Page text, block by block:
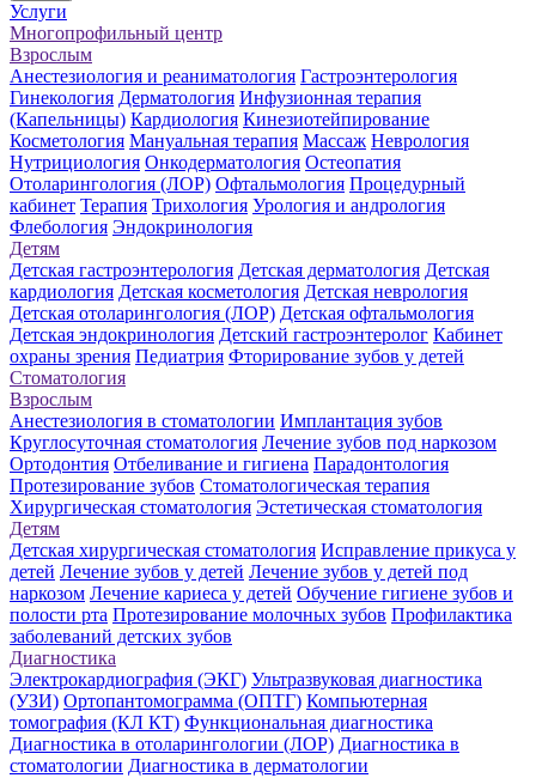
Услуги
Многопрофильный центр
Взрослым
Анестезиология и реаниматология Гастроэнтерология
Гинекология Дерматология Инфузионная терапия
(Капельницы) Кардиология Кинезиотейпирование
Косметология Мануальная терапия Массаж Неврология
Нутрициология Онкодерматология Остеопатия
Отоларингология (ЛОР) Офтальмология Процедурный
кабинет Терапия Трихология Урология и андрология
Флебология Эндокринология
Детям
Детская гастроэнтерология Детская дерматология Детская
кардиология Детская косметология Детская неврология
Детская отоларингология (ЛОР) Детская офтальмология
Детская эндокринология Детский гастроэнтеролог Кабинет
охраны зрения Педиатрия Фторирование зубов у детей
Стоматология
Взрослым
Анестезиология в стоматологии Имплантация зубов
Круглосуточная стоматология Лечение зубов под наркозом
Ортодонтия Отбеливание и гигиена Парадонтология
Протезирование зубов Стоматологическая терапия
Хирургическая стоматология Эстетическая стоматология
Детям
Детская хирургическая стоматология Исправление прикуса у
детей Лечение зубов у детей Лечение зубов у детей под
наркозом Лечение кариеса у детей Обучение гигиене зубов и
полости рта Протезирование молочных зубов Профилактика
заболеваний детских зубов
Диагностика
Электрокардиография (ЭКГ) Ультразвуковая диагностика
(УЗИ) Ортопантомограмма (ОПТГ) Компьютерная
томография (КЛ КТ) Функциональная диагностика
Диагностика в отоларингологии (ЛОР) Диагностика в
стоматологии Диагностика в дерматологии